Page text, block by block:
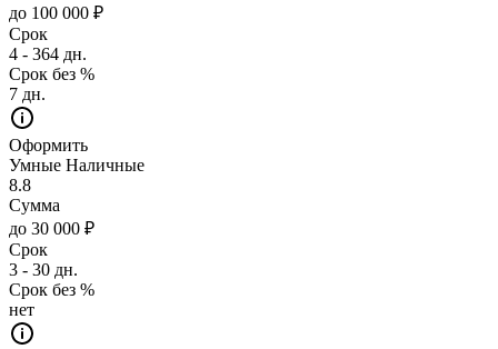
до 100 000 ₽
Срок
4 - 364 дн.
Срок без %
7 дн.
Оформить
Умные Наличные
8.8
Сумма
до 30 000 ₽
Срок
3 - 30 дн.
Срок без %
нет